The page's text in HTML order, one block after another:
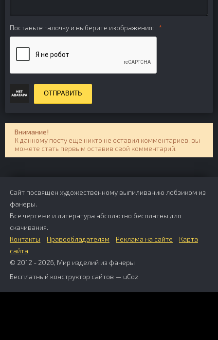
Поставьте галочку и выберите изображения:
ОТПРАВИТЬ
Внимание!
К данному посту еще никто не оставил комментариев, вы
можете стать первым оставив свой комментарий.
Сайт посвящен художественному выпиливанию лобзиком из
фанеры.
Все чертежи и литература абсолютно бесплатны для
скачивания.
Контакты
Правообладателям Реклама на сайте
Карта
сайта
© 2012 - 2026, Мир изделий из фанеры
Бесплатный конструктор сайтов — uCoz